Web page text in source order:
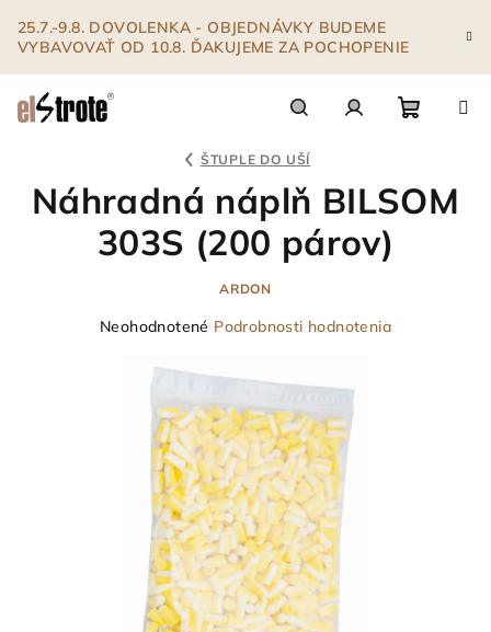
obsah
25.7.-9.8. DOVOLENKA - OBJEDNÁVKY BUDEME
VYBAVOVAŤ OD 10.8. ĎAKUJEME ZA POCHOPENIE
košík
ŠTUPLE DO UŠÍ
Náhradná náplň BILSOM
303S (200 párov)
ARDON
Priemerné
produktu
hviezdičiek.
Neohodnotené Podrobnosti hodnotenia